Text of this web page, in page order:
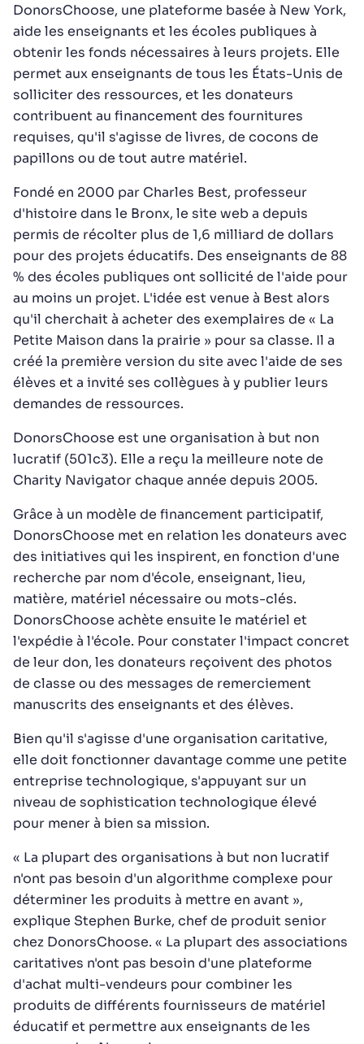
DonorsChoose, une plateforme basée à New York,
aide les enseignants et les écoles publiques à
obtenir les fonds nécessaires à leurs projets. Elle
permet aux enseignants de tous les États-Unis de
solliciter des ressources, et les donateurs
contribuent au financement des fournitures
requises, qu'il s'agisse de livres, de cocons de
papillons ou de tout autre matériel.
Fondé en 2000 par Charles Best, professeur
d'histoire dans le Bronx, le site web a depuis
permis de récolter plus de 1,6 milliard de dollars
pour des projets éducatifs. Des enseignants de 88
% des écoles publiques ont sollicité de l'aide pour
au moins un projet. L'idée est venue à Best alors
qu'il cherchait à acheter des exemplaires de « La
Petite Maison dans la prairie » pour sa classe. Il a
créé la première version du site avec l'aide de ses
élèves et a invité ses collègues à y publier leurs
demandes de ressources.
DonorsChoose est une organisation à but non
lucratif (501c3). Elle a reçu la meilleure note de
Charity Navigator chaque année depuis 2005.
Grâce à un modèle de financement participatif,
DonorsChoose met en relation les donateurs avec
des initiatives qui les inspirent, en fonction d'une
recherche par nom d'école, enseignant, lieu,
matière, matériel nécessaire ou mots-clés.
DonorsChoose achète ensuite le matériel et
l'expédie à l'école. Pour constater l'impact concret
de leur don, les donateurs reçoivent des photos
de classe ou des messages de remerciement
manuscrits des enseignants et des élèves.
Bien qu'il s'agisse d'une organisation caritative,
elle doit fonctionner davantage comme une petite
entreprise technologique, s'appuyant sur un
niveau de sophistication technologique élevé
pour mener à bien sa mission.
« La plupart des organisations à but non lucratif
n'ont pas besoin d'un algorithme complexe pour
déterminer les produits à mettre en avant »,
explique Stephen Burke, chef de produit senior
chez DonorsChoose. « La plupart des associations
caritatives n'ont pas besoin d'une plateforme
d'achat multi-vendeurs pour combiner les
produits de différents fournisseurs de matériel
éducatif et permettre aux enseignants de les